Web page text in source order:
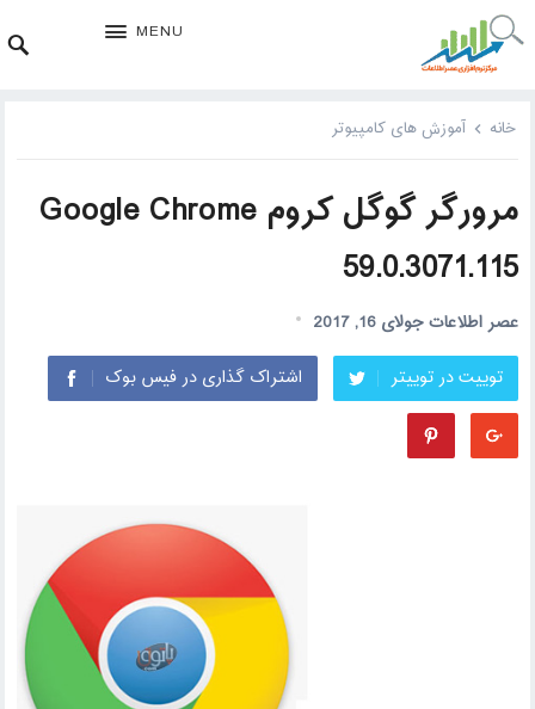
MENU
خانه آموزش های کامپیوتر
مرورگر گوگل کروم Google Chrome
59.0.3071.115
عصر اطلاعاتجولای 16, 2017
توییت در توییتر
اشتراک گذاری در فیس بوک